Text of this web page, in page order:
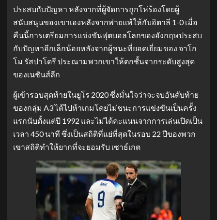
ประสบกับปัญหา หลังจากที่ผู้จัดการถูกโห่ร้องโดยผู้
สนับสนุนของเขาเองหลังจากพ่ายแพ้ให้กับอิตาลี 1-0 เมื่อ
คืนนี้การเตรียมการแข่งขันฟุตบอลโลกของอังกฤษประสบ
กับปัญหาอีกเล็กน้อยหลังจากผู้ชนะที่ยอดเยี่ยมของ จาโก
โม รัสปาโดรี ประณามพวกเขาให้ตกชั้นจากระดับสูงสุด
ของเนชันส์ลีก
ผู้เข้ารอบสุดท้ายในยูโร 2020 ซึ่งมั่นใจว่าจะจบอันดับท้าย
ของกลุ่ม A3 ได้ไปห้าเกมโดยไม่ชนะการแข่งขันเป็นครั้ง
แรกนับตั้งแต่ปี 1992 และไม่ได้คะแนนจากการเล่นเปิดเป็น
เวลา 450 นาที ซึ่งเป็นสถิติที่แย่ที่สุดในรอบ 22 ปีของพวก
เขาสถิติทำให้ยากที่จะยอมรับ เซาธ์เกต